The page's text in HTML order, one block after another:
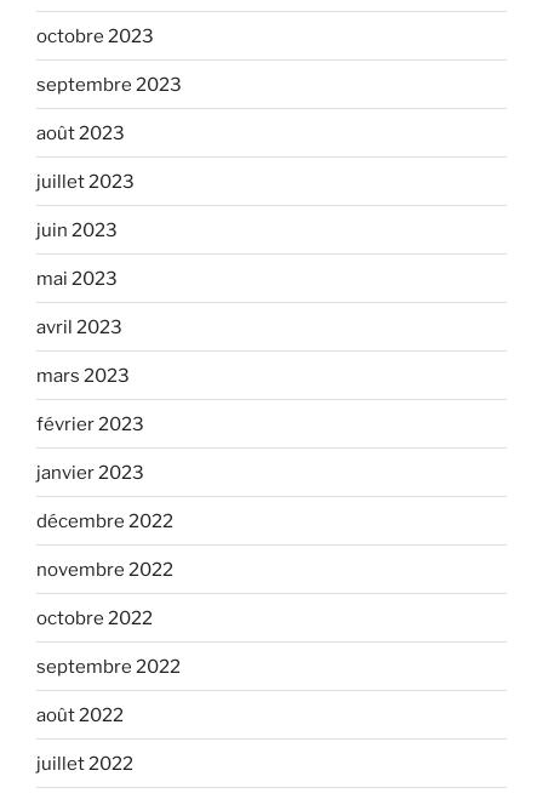
octobre 2023
septembre 2023
août 2023
juillet 2023
juin 2023
mai 2023
avril 2023
mars 2023
février 2023
janvier 2023
décembre 2022
novembre 2022
octobre 2022
septembre 2022
août 2022
juillet 2022